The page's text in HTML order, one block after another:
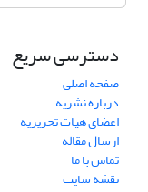
دسترسی سریع
صفحه اصلی
درباره نشریه
اعضای هیات تحریریه
ارسال مقاله
تماس با ما
نقشه سایت